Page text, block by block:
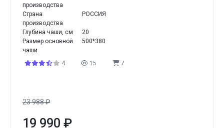
производства
Страна
производства
РОССИЯ
Глубина чаши, см
20
Размер основной
чаши
500*380
4 15 7
23 988₽
19 990 ₽